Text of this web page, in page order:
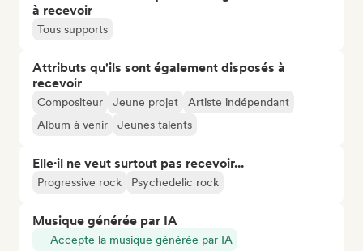
à recevoir
Tous supports
Attributs qu'ils sont également disposés à
recevoir
Compositeur Jeune projet
Artiste indépendant
Album à venir
Jeunes talents
Elle·il ne veut surtout pas recevoir...
Progressive rock Psychedelic rock
Musique générée par IA
Accepte la musique générée par IA